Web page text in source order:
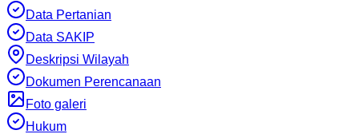
Data Pertanian
Data SAKIP
Deskripsi Wilayah
Dokumen Perencanaan
Foto galeri
Hukum